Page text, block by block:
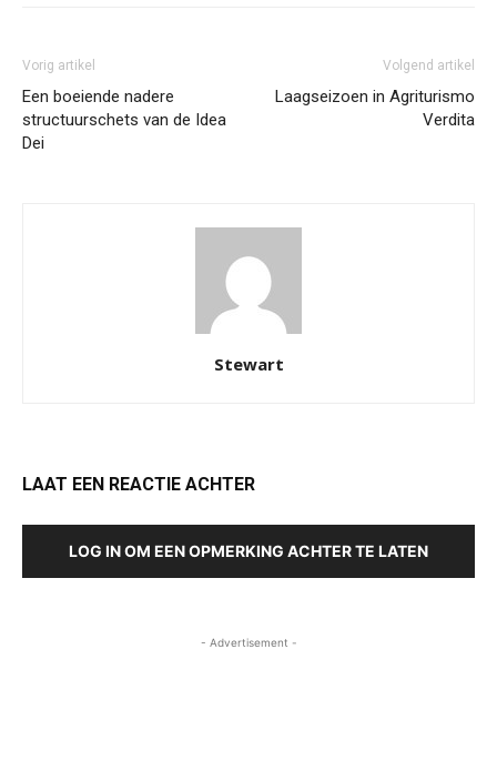
Vorig artikel
Een boeiende nadere
structuurschets van de Idea
Dei
Volgend artikel
Laagseizoen in Agriturismo
Verdita
Stewart
LAAT EEN REACTIE ACHTER
LOG IN OM EEN OPMERKING ACHTER TE LATEN
- Advertisement -